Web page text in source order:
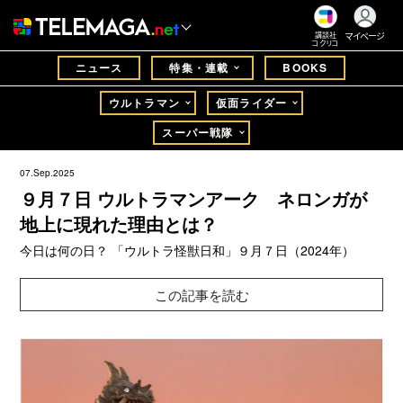
講談社
コクリコ
マイページ
ニュース 特集・連載 BOOKS
ウルトラマン
仮面ライダー
スーパー戦隊
07.Sep.2025
９月７日 ウルトラマンアーク ネロンガが
地上に現れた理由とは？
今日は何の日？ 「ウルトラ怪獣日和」９月７日（2024年）
この記事を読む